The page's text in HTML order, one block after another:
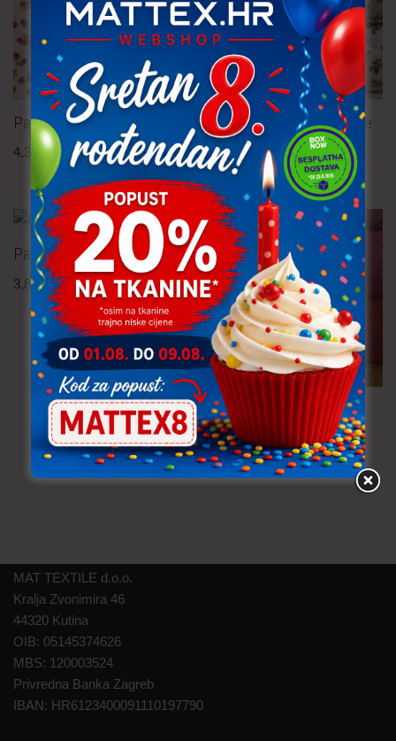
Pamučna tkanina – roses
4,30€ uključ. PDV po metru
Pamučna tkanina – cvijeće
4,30 € uključ. PDV po metru
Pamučna tkanina – cvijeće
3,80€ uključ. PDV po metru
NOVO!
Batist – madeira
14,90€ uključ. PDV po metru
MAT TEXTILE d.o.o.
Kralja Zvonimira 46
44320 Kutina
OIB: 05145374626
MBS: 120003524
Privredna Banka Zagreb
IBAN: HR6123400091110197790